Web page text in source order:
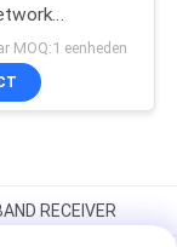
K9
MOQ:1 eenheden
RECEIVER